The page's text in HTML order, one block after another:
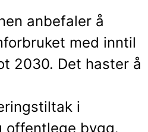
anbefaler å
med inntil
2030. Det haster å
i
bygg.